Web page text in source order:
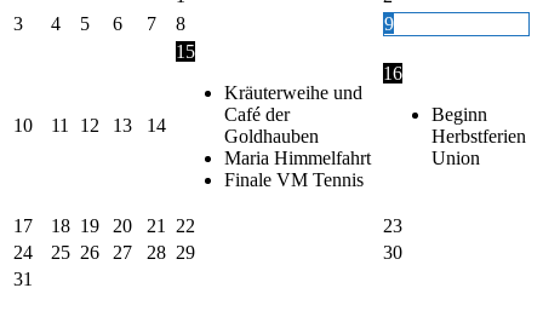
3
4 5 6 7 8 9
10 11 12 13 14
15
Kräuterweihe und
Café der
Goldhauben
Maria Himmelfahrt
Finale VM Tennis
16
Beginn
Herbstferien
Union
17 18 19 20 21 22
23
24
25 26 27 28 29
30
31